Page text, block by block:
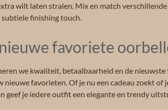
wilt laten stralen. Mix en match
finishing touch.
favoriete
we kwaliteit, betaalbaarheid en de
nieuwe favorieten. Of je nu een cadeau zoekt
geef je iedere outfit een elegante en trendy